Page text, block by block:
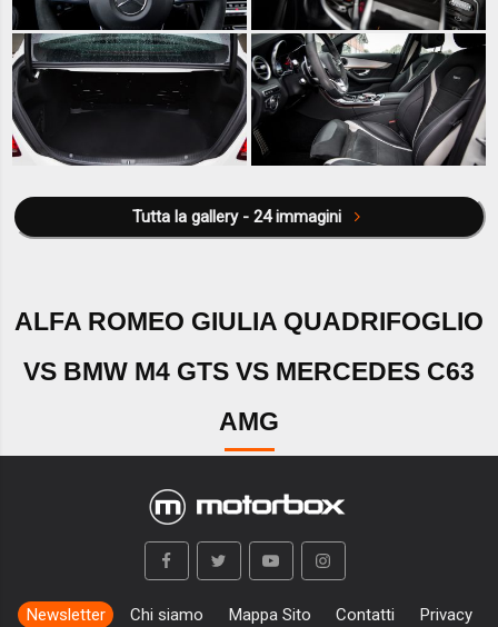
Tutta la gallery - 24 immagini
ALFA ROMEO GIULIA QUADRIFOGLIO
VS BMW M4 GTS VS MERCEDES C63
AMG
Newsletter Chi siamo Mappa Sito Contatti Privacy